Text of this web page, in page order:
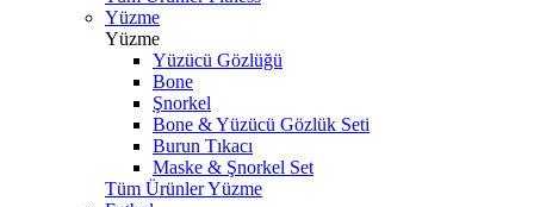
Yüzme
Yüzme
Yüzücü Gözlüğü
Bone
Şnorkel
Bone & Yüzücü Gözlük Seti
Burun Tıkacı
Maske & Şnorkel Set
Tüm Ürünler Yüzme